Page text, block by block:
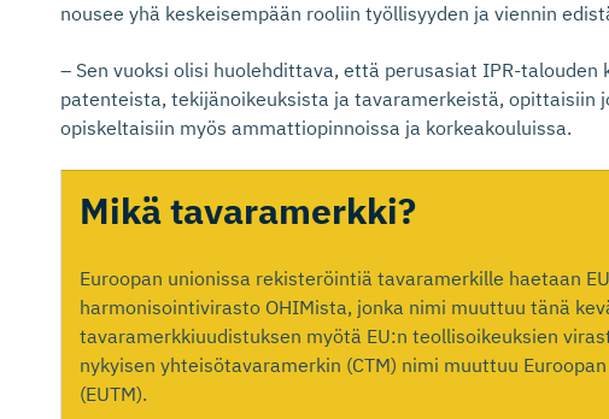
nousee yhä keskeisempään rooliin työllisyyden ja viennin
– Sen vuoksi olisi huolehdittava, että perusasiat IPR-
patenteista, tekijänoikeuksista ja tavaramerkeistä, opittaisiin
opiskeltaisiin myös ammattiopinnoissa ja korkeakouluissa.
Mikä tavaramerkki?
Euroopan unionissa rekisteröintiä tavaramerkille haetaan
harmonisointivirasto OHIMista, jonka nimi muuttuu tänä
tavaramerkkiuudistuksen myötä EU:n teollisoikeuksien
nykyisen yhteisötavaramerkin (CTM) nimi muuttuu
(EUTM).